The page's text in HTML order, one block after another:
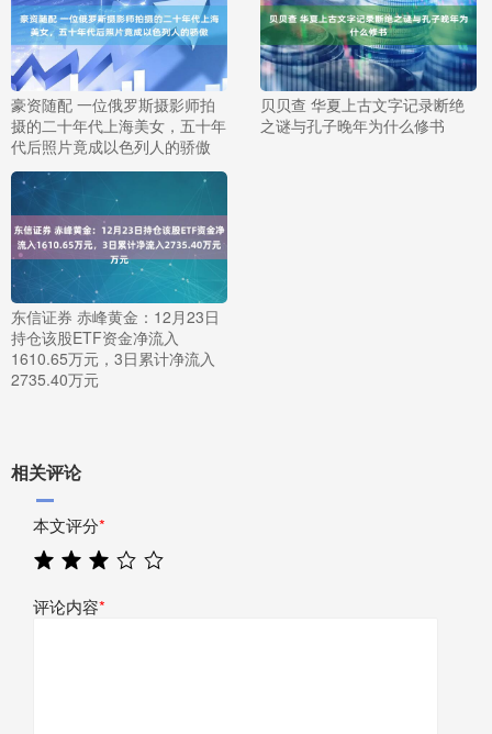
豪资随配 一位俄罗斯摄影师拍
摄的二十年代上海美女，五十年
代后照片竟成以色列人的骄傲
贝贝查 华夏上古文字记录断绝
之谜与孔子晚年为什么修书
东信证券 赤峰黄金：12月23日
持仓该股ETF资金净流入
1610.65万元，3日累计净流入
2735.40万元
相关评论
本文评分*
评论内容*